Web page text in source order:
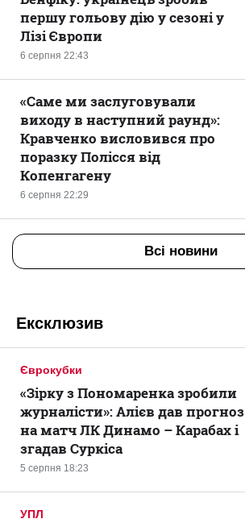
6 серпня 22:43
першу гольову дію у сезоні у
Лізі Європи
6 серпня 22:29
«Саме ми заслуговували
виходу в наступний раунд»:
Кравченко висловився про
поразку Полісся від
Копенгагену
Всі новини
Ексклюзив
Єврокубки
5 серпня 18:23
«Зірку з Пономаренка зробили
журналісти»: Алієв дав прогноз
на матч ЛК Динамо – Карабах і
згадав Суркіса
УПЛ